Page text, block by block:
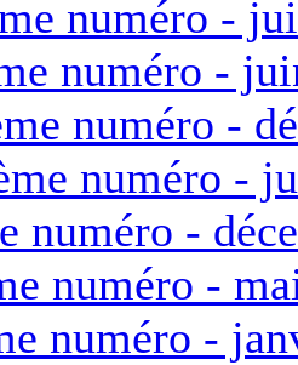
numéro -
numéro -
numéro -
numéro -
numéro -
numéro -
numéro -